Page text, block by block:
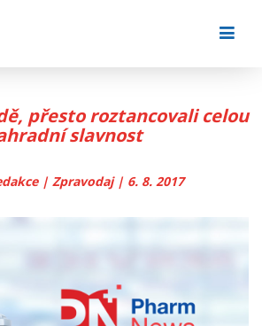
přesto roztancovali celou
slavnost
| Zpravodaj | 6. 8. 2017